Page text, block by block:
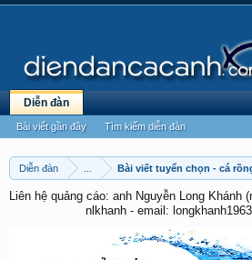
Diễn đàn Bài viết tuyển chọn - cá
Liên hệ quảng cáo: anh Nguyễn Long Khánh
nlkhanh - email:
Diễn đàn
Bài viết gần đây Tìm kiếm diễn đàn